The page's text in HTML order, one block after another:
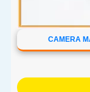
CAMERA